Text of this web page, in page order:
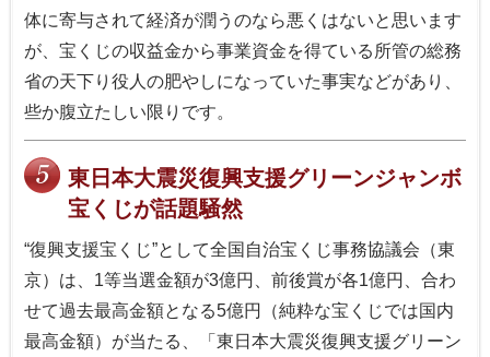
体に寄与されて経済が潤うのなら悪くはないと思います
が、宝くじの収益金から事業資金を得ている所管の総務
省の天下り役人の肥やしになっていた事実などがあり、
些か腹立たしい限りです。
東日本大震災復興支援グリーンジャンボ
宝くじが話題騒然
“復興支援宝くじ”として全国自治宝くじ事務協議会（東
京）は、1等当選金額が3億円、前後賞が各1億円、合わ
せて過去最高金額となる5億円（純粋な宝くじでは国内
最高金額）が当たる、「東日本大震災復興支援グリーン